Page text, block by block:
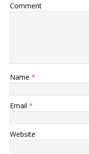
Comment
Name *
Email *
Website